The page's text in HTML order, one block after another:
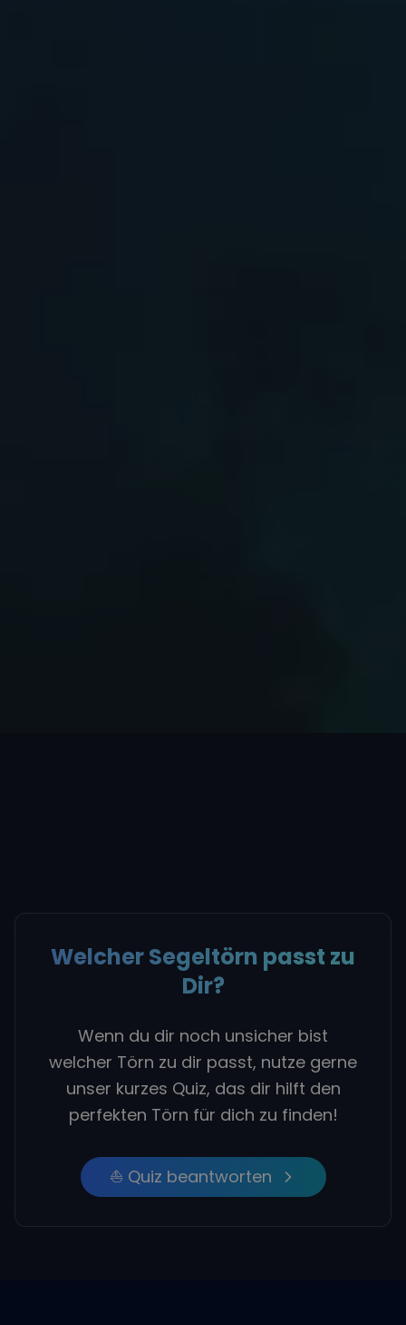
Welcher Segeltörn passt zu
Dir?
Wenn du dir noch unsicher bist
welcher Törn zu dir passt, nutze gerne
unser kurzes Quiz, das dir hilft den
perfekten Törn für dich zu finden!
⛵ Quiz beantworten